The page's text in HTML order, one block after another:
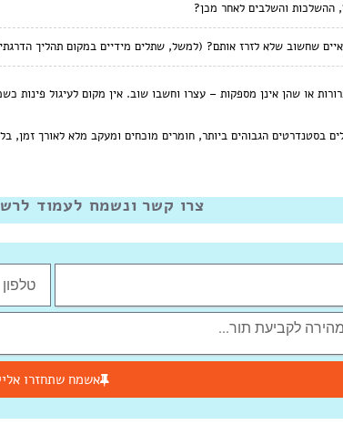
ההשלכות והשלבים לאחר מכן?
שחשוב שלא לזרז אותם? (למשל, שתלים מידיים במקום תהליך
או שהן אינן מספקות – עצרו וחשבו שוב. אין מקום לעיגול פינות
בסטנדרטים הגבוהים ביותר, חומרים מוכחים ומעקב מלא לאורך זמן,
צרו קשר ונשמח לעמוד
אשמח שתחזרו